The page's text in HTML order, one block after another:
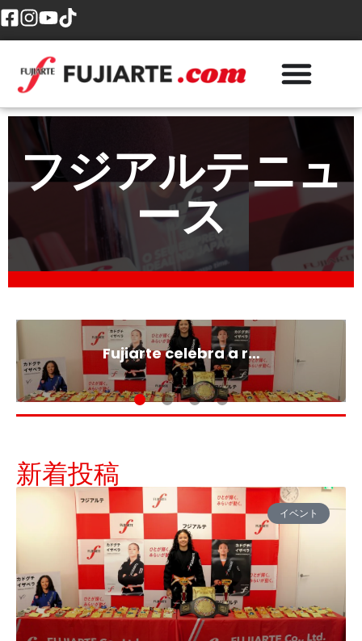
フジアルテニュ
ース
Fujiarte celebra a r…
新着投稿
イベント